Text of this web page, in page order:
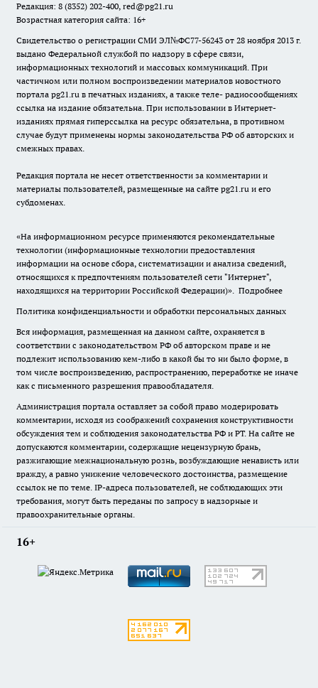
Редакция: 8 (8352) 202-400, red@pg21.ru
Возрастная категория сайта: 16+
Свидетельство о регистрации СМИ ЭЛ№ФС77-56243 от 28 ноября 2013 г.
выдано Федеральной службой по надзору в сфере связи,
информационных технологий и массовых коммуникаций. При
частичном или полном воспроизведении материалов новостного
портала pg21.ru в печатных изданиях, а также теле- радиосообщениях
ссылка на издание обязательна. При использовании в Интернет-
изданиях прямая гиперссылка на ресурс обязательна, в противном
случае будут применены нормы законодательства РФ об авторских и
смежных правах.
Редакция портала не несет ответственности за комментарии и
материалы пользователей, размещенные на сайте pg21.ru и его
субдоменах.
«На информационном ресурсе применяются рекомендательные
технологии (информационные технологии предоставления
информации на основе сбора, систематизации и анализа сведений,
относящихся к предпочтениям пользователей сети "Интернет",
находящихся на территории Российской Федерации)». Подробнее
Политика конфиденциальности и обработки персональных данных
Вся информация, размещенная на данном сайте, охраняется в
соответствии с законодательством РФ об авторском праве и не
подлежит использованию кем-либо в какой бы то ни было форме, в
том числе воспроизведению, распространению, переработке не иначе
как с письменного разрешения правообладателя.
Администрация портала оставляет за собой право модерировать
комментарии, исходя из соображений сохранения конструктивности
обсуждения тем и соблюдения законодательства РФ и РТ. На сайте не
допускаются комментарии, содержащие нецензурную брань,
разжигающие межнациональную рознь, возбуждающие ненависть или
вражду, а равно унижение человеческого достоинства, размещение
ссылок не по теме. IP-адреса пользователей, не соблюдающих эти
требования, могут быть переданы по запросу в надзорные и
правоохранительные органы.
16+